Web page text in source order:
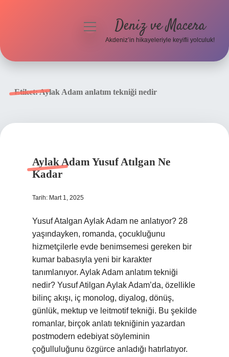
menüyü Deniz ve Macera
Akdeniz’in hikayeleriyle keyifli yolculuk!
Etiket:Aylak Adam anlatım tekniği nedir
Aylak Adam Yusuf Atılgan Ne
Kadar
Tarih: Mart 1, 2025
Yusuf Atalgan Aylak Adam ne anlatıyor? 28
yaşındayken, romanda, çocukluğunu
hizmetçilerle evde benimsemesi gereken bir
kumar babasıyla yeni bir karakter
tanımlanıyor. Aylak Adam anlatım tekniği
nedir? Yusuf Atilgan Aylak Adam’da, özellikle
bilinç akışı, iç monolog, diyalog, dönüş,
günlük, mektup ve leitmotif tekniği. Bu şekilde
romanlar, birçok anlatı tekniğinin yazardan
postmodern edebiyat söyleminin
çoğulluluğunu özgürce anladığı hatırlatıyor.